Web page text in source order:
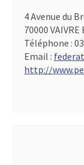
4 Avenue du
70000
Téléphone :
Email :
http://